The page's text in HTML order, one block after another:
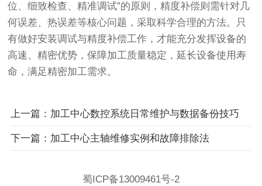
位、细致检查、精准调试”的原则，精度补偿则需针对几
何误差、热误差等核心问题，采取科学合理的方法。只
有做好安装调试与精度补偿工作，才能充分发挥设备的
高速、精密优势，保障加工质量稳定，延长设备使用寿
命，满足精密加工需求。
上一篇：加工中心数控系统日常维护与数据备份技巧
下一篇：加工中心主轴维修实例和故障排除法
蜀ICP备13009461号-2